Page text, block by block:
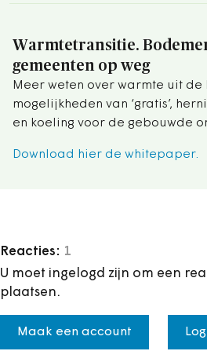
Warmtetransitie.
gemeenten op weg
Meer weten over warmte uit de
mogelijkheden van ‘gratis’,
en koeling voor de gebouwde
Download hier de whitepaper.
Reacties: 1
U moet ingelogd zijn om een
plaatsen.
Maak een account